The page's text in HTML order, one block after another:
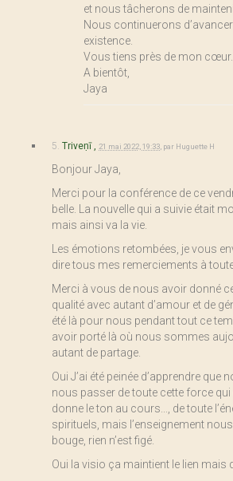
et nous tâcherons de
Nous continuerons
existence.
Vous tiens près de mon cœur.
A bientôt,
Jaya
5. Triveṇī , 21 mai 2022, 19:33 par Huguette H
Bonjour Jaya,
Merci pour la conférence de ce
belle. La nouvelle qui a suivie était
mais ainsi va la vie.
Les émotions retombées, je vous
dire tous mes remerciements à
Merci à vous de nous avoir donné
qualité avec autant d’amour et de
été là pour nous pendant tout ce
avoir porté là où nous sommes
autant de partage.
Oui J’ai été peinée d’apprendre que
nous passer de toute cette force qui
donne le ton au cours..., de toute
spirituels, mais l’enseignement
bouge, rien n’est figé.
Oui la visio ça maintient le lien mais